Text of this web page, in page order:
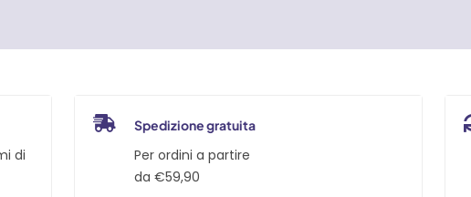
di
Spedizione gratuita
Per ordini a partire
da €59,90